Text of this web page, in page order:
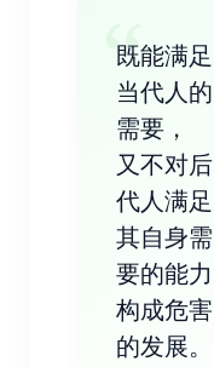
“
既能满足
当代人的
需要，
又不对后
代人满足
其自身需
要的能力
构成危害
的发展。